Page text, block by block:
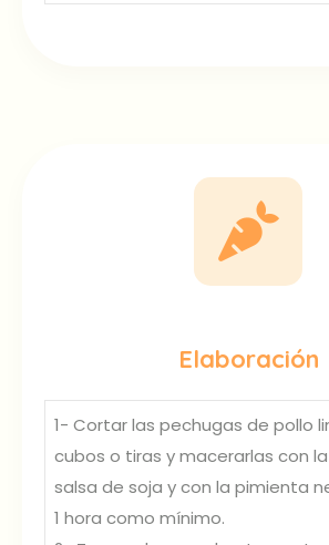
Elaboración
1- Cortar las pechugas de pollo
cubos o tiras y macerarlas con
salsa de soja y con la pimienta
1 hora como mínimo.